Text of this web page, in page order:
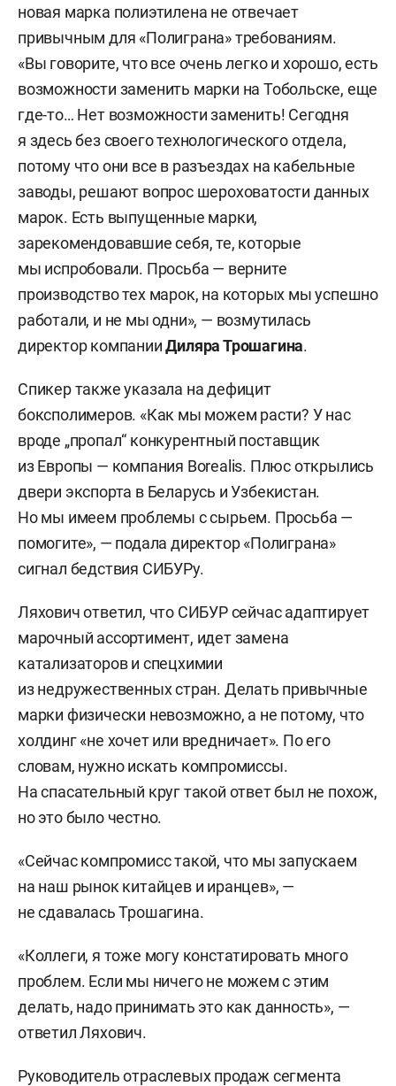
новая марка полиэтилена не отвечает
привычным для «Полиграна» требованиям.
«Вы говорите, что все очень легко и хорошо, есть
возможности заменить марки на Тобольске, еще
где-то… Нет возможности заменить! Сегодня
я здесь без своего технологического отдела,
потому что они все в разъездах на кабельные
заводы, решают вопрос шероховатости данных
марок. Есть выпущенные марки,
зарекомендовавшие себя, те, которые
мы испробовали. Просьба — верните
производство тех марок, на которых мы успешно
работали, и не мы одни», — возмутилась
директор компанииДиляра Трошагина.
Спикер также указала на дефицит
боксполимеров. «Как мы можем расти? У нас
вроде „пропал“ конкурентный поставщик
из Европы — компания Borealis. Плюс открылись
двери экспорта в Беларусь и Узбекистан.
Но мы имеем проблемы с сырьем. Просьба —
помогите», — подала директор «Полиграна»
сигнал бедствия СИБУРу.
Ляхович ответил, что СИБУР сейчас адаптирует
марочный ассортимент, идет замена
катализаторов и спецхимии
из недружественных стран. Делать привычные
марки физически невозможно, а не потому, что
холдинг «не хочет или вредничает». По его
словам, нужно искать компромиссы.
На спасательный круг такой ответ был не похож,
но это было честно.
«Сейчас компромисс такой, что мы запускаем
на наш рынок китайцев и иранцев», —
не сдавалась Трошагина.
«Коллеги, я тоже могу констатировать много
проблем. Если мы ничего не можем с этим
делать, надо принимать это как данность», —
ответил Ляхович.
Руководитель отраслевых продаж сегмента